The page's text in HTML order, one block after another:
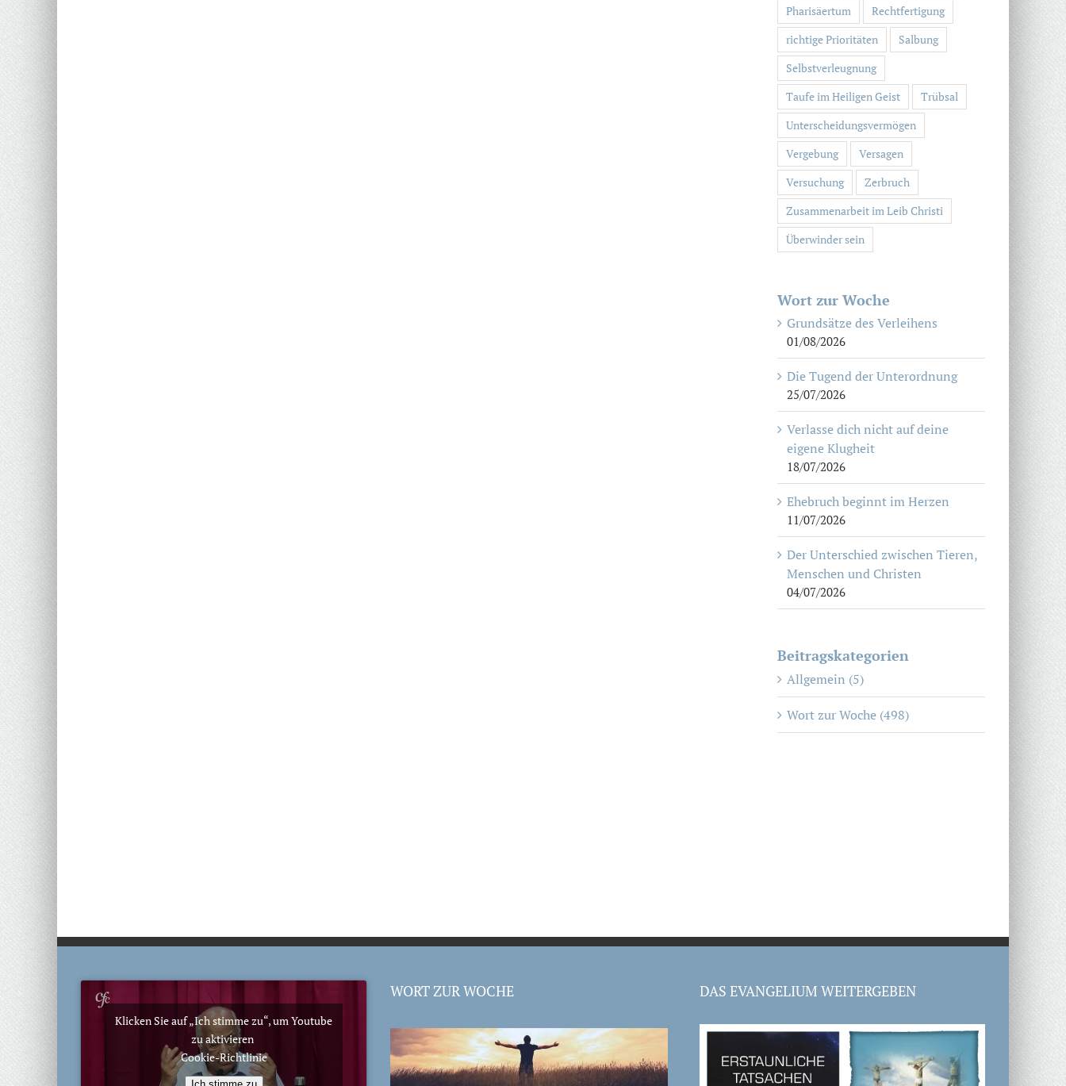
Pharisäertum
Rechtfertigung
richtige Prioritäten
Salbung
Selbstverleugnung
Taufe im Heiligen Geist
Trübsal
Unterscheidungsvermögen
Vergebung
Versagen
Versuchung
Zerbruch
Zusammenarbeit im Leib Christi
Überwinder sein
Wort zur Woche
Grundsätze des Verleihens
01/08/2026
Die Tugend der Unterordnung
25/07/2026
Verlasse dich nicht auf deine
eigene Klugheit
18/07/2026
Ehebruch beginnt im Herzen
11/07/2026
Der Unterschied zwischen Tieren,
Menschen und Christen
04/07/2026
Beitragskategorien
Allgemein (5)
Wort zur Woche (498)
Klicken Sie auf „Ich stimme zu“, um Youtube
zu aktivieren
Cookie-Richtlinie
WORT ZUR WOCHE DAS EVANGELIUM WEITERGEBEN